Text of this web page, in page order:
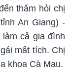
thăm hỏi chị
An Giang) -
làm cả gia đình
mất tích. Chị
khoa Cà Mau.